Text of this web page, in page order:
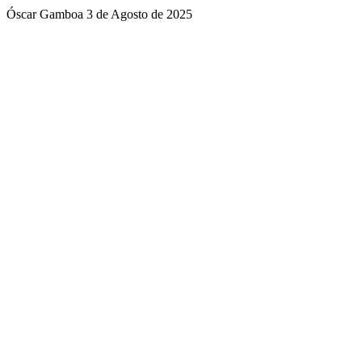
Óscar Gamboa 3 de Agosto de 2025